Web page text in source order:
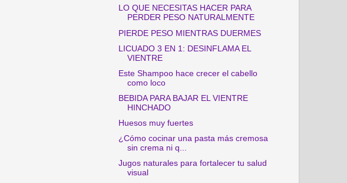
LO QUE NECESITAS HACER PARA
PERDER PESO NATURALMENTE
PIERDE PESO MIENTRAS DUERMES
LICUADO 3 EN 1: DESINFLAMA EL
VIENTRE
Este Shampoo hace crecer el cabello
como loco
BEBIDA PARA BAJAR EL VIENTRE
HINCHADO
Huesos muy fuertes
¿Cómo cocinar una pasta más cremosa
sin crema ni q...
Jugos naturales para fortalecer tu salud
visual